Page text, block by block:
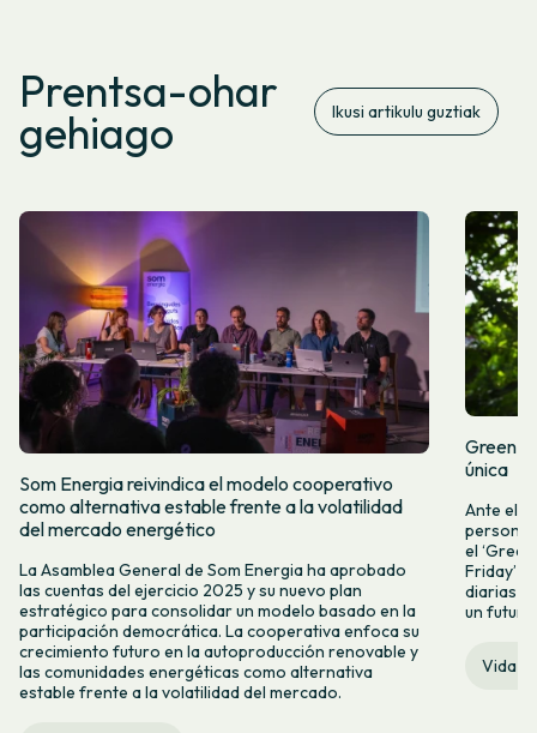
Prentsa-ohar
gehiago Ikusi artikulu guztiak
Som Energia reivindica el modelo cooperativo
como alternativa estable frente a la volatilidad
del mercado energético
La Asamblea General de Som Energia ha aprobado
las cuentas del ejercicio 2025 y su nuevo plan
estratégico para consolidar un modelo basado en la
participación democrática. La cooperativa enfoca su
crecimiento futuro en la autoproducción renovable y
las comunidades energéticas como alternativa
estable frente a la volatilidad del mercado.
Green
única
Ante el
el
Friday’
diarias y
un
Vida